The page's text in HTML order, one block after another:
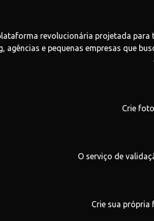
revolucionária projetada
agências e pequenas empresas que
Crie
O serviço de
Crie sua própria